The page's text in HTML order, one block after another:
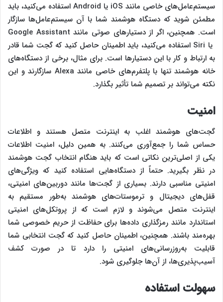
سیستم‌عامل‌های خاصی مانند iOS یا Android استفاده می‌کنید، باید
مطمئن شوید که دستگاه هوشمند شما با آن سیستم‌عامل‌ها سازگار
است. همچنین، اگر از دستیارهای صوتی مانند Google Assistant
یا Siri استفاده می‌کنید، باید اطمینان حاصل کنید که گجت شما قادر
به ارتباط و کار با این دستیارها است. برای مثال، برخی از دستگاه‌های
خانه هوشمند تنها با پلتفرم‌های خاصی مانند Alexa سازگارند و این
نکته می‌تواند بر تصمیم شما تأثیر بگذارد.
امنیت
گجت‌های هوشمند اغلب به اینترنت متصل هستند و اطلاعات
حساس شما را جمع‌آوری می‌کنند. به همین دلیل، امنیت اطلاعات
یکی از اصلی‌ترین نکاتی است که باید هنگام انتخاب گجت هوشمند
در نظر بگیرید. حتماً از دستگاه‌هایی استفاده کنید که ویژگی‌های
امنیتی مناسبی دارند. بسیاری از گجت‌ها مانند دوربین‌های امنیتی،
قفل‌های دیجیتال و ترموستات‌های هوشمند به‌طور مستقیم به
اینترنت متصل می‌شوند و لازم است که از پروتکل‌های امنیتی
استاندارد مانند رمزگذاری داده‌ها برای حفاظت از حریم خصوصی شما
بهره‌مند باشند. همچنین، اطمینان حاصل کنید که گجت انتخابی شما
قابلیت به‌روزرسانی‌های امنیتی را دارد تا در صورت کشف
آسیب‌پذیری‌ها، از آن‌ها جلوگیری شود.
سهولت استفاده